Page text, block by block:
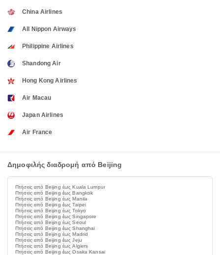
China Airlines
All Nippon Airways
Philippine Airlines
Shandong Air
Hong Kong Airlines
Air Macau
Japan Airlines
Air France
Δημοφιλής διαδρομή από Beijing
Πτήσεις από Beijing έως Kuala Lumpur
Πτήσεις από Beijing έως Bangkok
Πτήσεις από Beijing έως Manila
Πτήσεις από Beijing έως Taipei
Πτήσεις από Beijing έως Tokyo
Πτήσεις από Beijing έως Singapore
Πτήσεις από Beijing έως Seoul
Πτήσεις από Beijing έως Shanghai
Πτήσεις από Beijing έως Madrid
Πτήσεις από Beijing έως Jeju
Πτήσεις από Beijing έως Algiers
Πτήσεις από Beijing έως Osaka Kansai